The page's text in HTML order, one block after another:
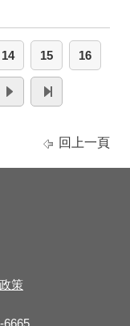
14 15 16
回上一頁
策
6665